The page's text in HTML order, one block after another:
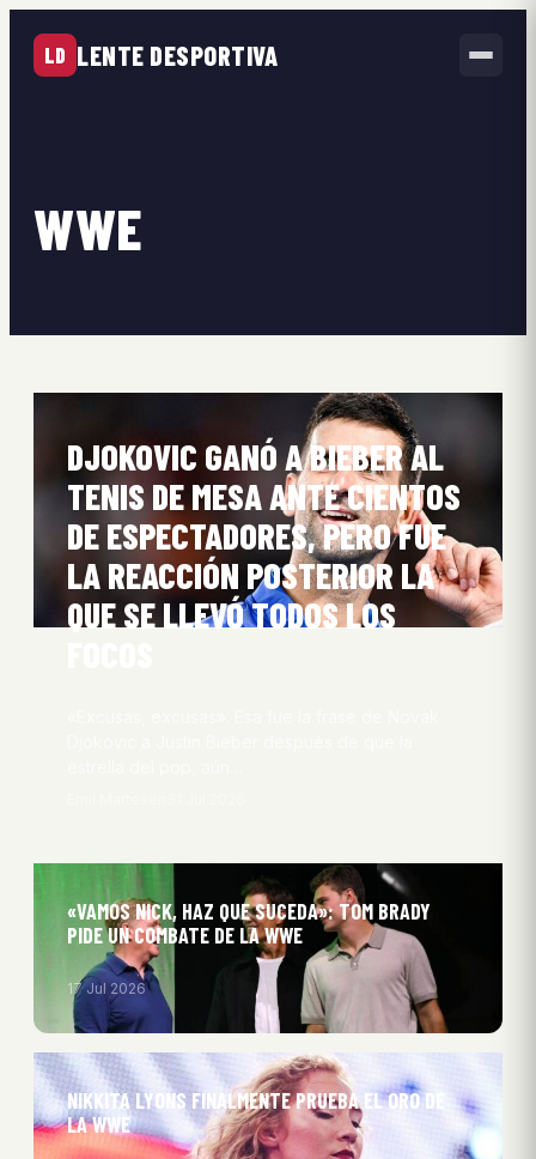
LD LENTE DESPORTIVA
WWE
DJOKOVIC GANÓ A BIEBER AL
TENIS DE MESA ANTE CIENTOS
DE ESPECTADORES, PERO FUE
LA REACCIÓN POSTERIOR LA
QUE SE LLEVÓ TODOS LOS
«VAMOS NICK, HAZ QUE SUCEDA»: TOM BRADY
PIDE UN COMBATE DE LA WWE
17 Jul 2026
NIKKITA LYONS FINALMENTE PRUEBA EL ORO DE
LA WWE